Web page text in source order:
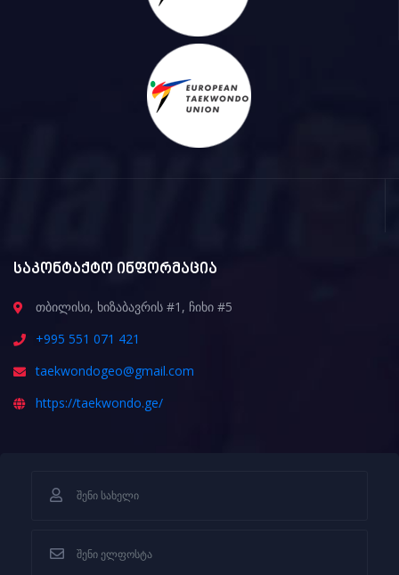
საკონტაქტო ინფორმაცია
თბილისი, ხიზაბავრის #1, ჩიხი #5
+995 551 071 421
taekwondogeo@gmail.com
https://taekwondo.ge/